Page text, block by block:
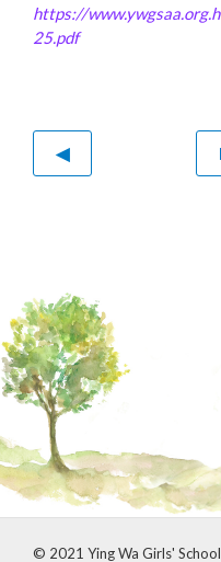
https://
25.pdf
◀
© 2021 Ying Wa Girls'